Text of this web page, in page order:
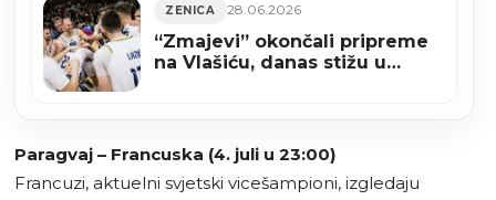
ZENICA 28.06.2026
“Zmajevi” okončali pripreme
na Vlašiću, danas stižu u
Paragvaj – Francuska (4. juli u 23:00)
Francuzi, aktuelni svjetski vicešampioni, izgledaju